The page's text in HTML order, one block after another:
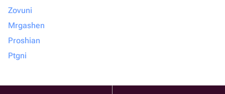
Zovuni
Mrgashen
Proshian
Ptgni